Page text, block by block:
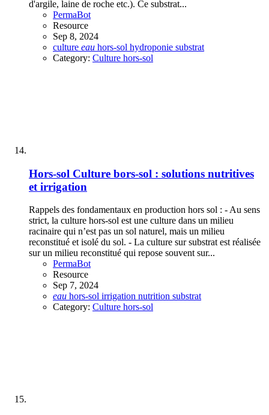
d'argile, laine de roche etc.). Ce substrat...
PermaBot
Resource
Sep 8, 2024
culture eau hors-sol hydroponie substrat
Category: Culture hors-sol
Hors-sol Culture bors-sol : solutions nutritives
et irrigation
Rappels des fondamentaux en production hors sol : - Au sens
strict, la culture hors-sol est une culture dans un milieu
racinaire qui n’est pas un sol naturel, mais un milieu
reconstitué et isolé du sol. - La culture sur substrat est réalisée
sur un milieu reconstitué qui repose souvent sur...
PermaBot
Resource
Sep 7, 2024
eau hors-sol irrigation nutrition substrat
Category: Culture hors-sol